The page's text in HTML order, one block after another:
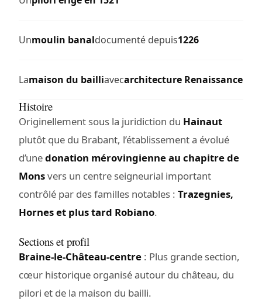
Unmoulin banaldocumenté depuis1226
Lamaison du bailliavecarchitecture Renaissance
Histoire
Originellement sous la juridiction du Hainaut
plutôt que du Brabant, l’établissement a évolué
d’unedonation mérovingienne au chapitre de
Monsvers un centre seigneurial important
contrôlé par des familles notables : Trazegnies,
Hornes et plus tard Robiano.
Sections et profil
Braine-le-Château-centre : Plus grande section,
cœur historique organisé autour du château, du
pilori et de la maison du bailli.